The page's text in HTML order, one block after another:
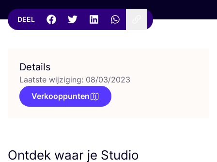
DEEL
Details
Laatste wijziging: 08/03/2023
Verkooppunten
Ontdek waar je Studio